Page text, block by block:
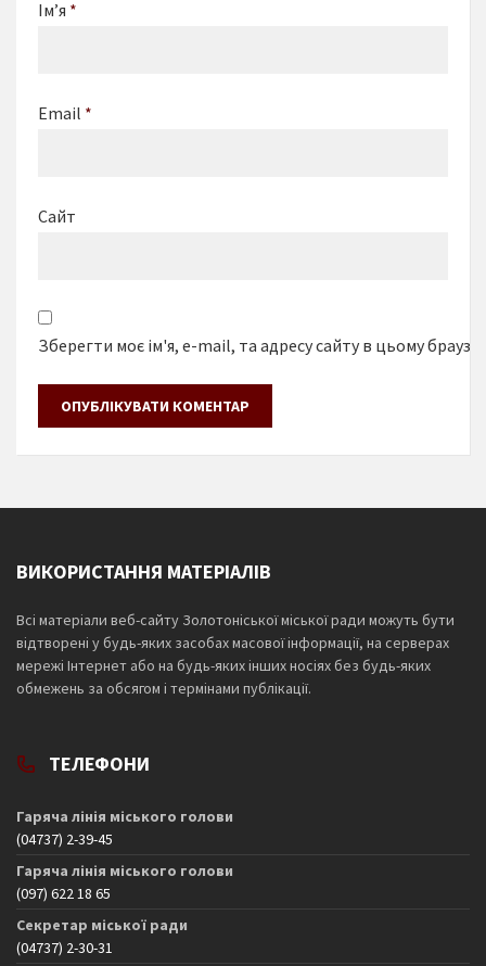
Ім’я *
Email *
Сайт
Зберегти моє ім'я, e-mail, та адресу сайту в цьому
ВИКОРИСТАННЯ МАТЕРІАЛІВ
Всі матеріали веб-сайту Золотоніської міської ради можуть бути
відтворені у будь-яких засобах масової інформації, на серверах
мережі Інтернет або на будь-яких інших носіях без будь-яких
обмежень за обсягом і термінами публікації.
ТЕЛЕФОНИ
Гаряча лінія міського голови
(04737) 2-39-45
Гаряча лінія міського голови
(097) 622 18 65
Секретар міської ради
(04737) 2-30-31